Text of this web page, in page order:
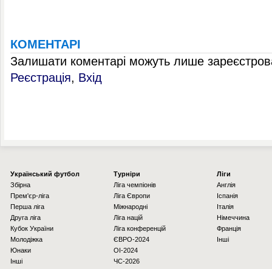
КОМЕНТАРІ
Залишати коментарі можуть лише
Реєстрація, Вхід
Українcький футбол
Збірна
Прем'єр-ліга
Перша ліга
Друга ліга
Кубок України
Молодіжка
Юнаки
Інші
Турніри
Ліга чемпіонів
Ліга Європи
Міжнародні
Ліга націй
Ліга конференцій
ЄВРО-2024
OI-2024
ЧС-2026
Ліги
Англія
Іспанія
Італія
Німеччина
Франція
Інші